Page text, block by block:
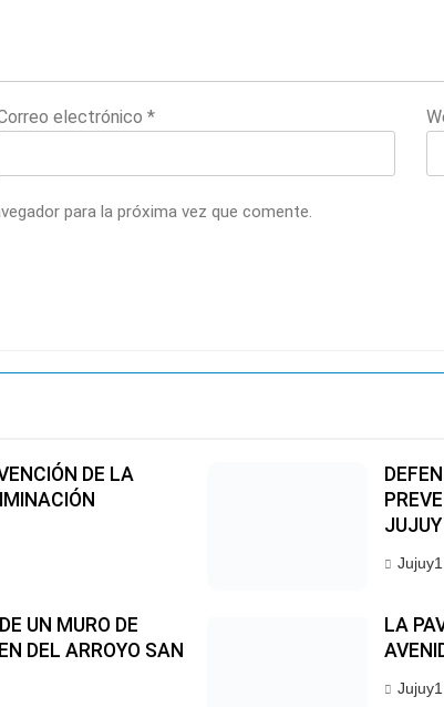
electrónico*
para la próxima vez que comente.
DE LA
JUJUY
Jujuy1
UN MURO DE
DEL ARROYO SAN
LA
Jujuy1